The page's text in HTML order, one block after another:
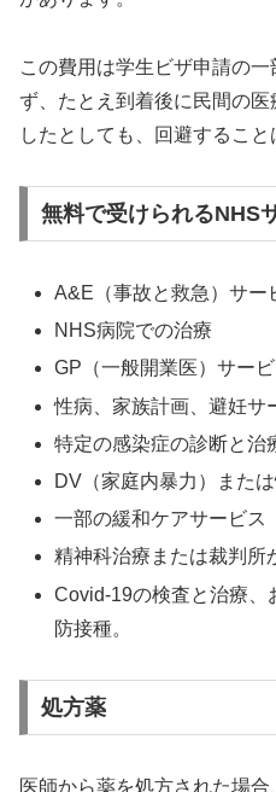
この費用は学生ビザ申請の
ず、たとえ到着後に民間の
したとしても、回避すること
無料で受けられるNHS
A&E（事故と救急）サー
NHS病院での治療
GP（一般開業医）サービ
性病、家族計画、避妊サ
特定の感染症の診断と治
DV（家庭内暴力）また
一部の緩和ケアサービス
精神科治療または裁判所
Covid-19の検査と治療、
防接種。
処方薬
医師から薬を処方された場